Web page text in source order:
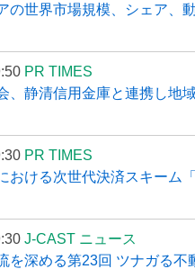
の世界市場規模、シェア、
PR TIMES
、静清信用金庫と連携し地
PR TIMES
おける次世代決済スキーム
J-CAST ニュース
を深める第23回 ツナガる不